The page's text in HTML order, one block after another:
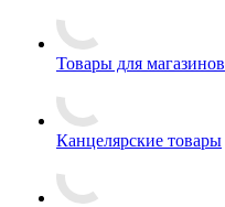
Товары для магазинов
Канцелярские товары